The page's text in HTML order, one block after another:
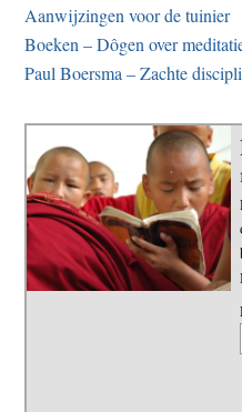
Aanwijzingen voor de tuinier
Boeken – Dôgen over
Paul Boersma – Zachte